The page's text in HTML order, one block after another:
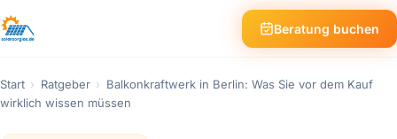
Beratung buchen
Start › Ratgeber › Balkonkraftwerk in Berlin: Was Sie vor dem Kauf
wirklich wissen müssen